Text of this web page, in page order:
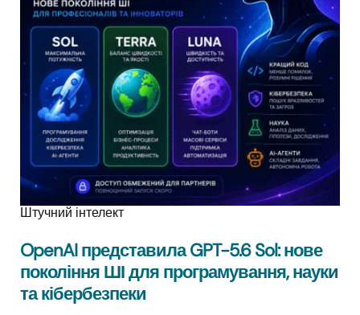
Штучний інтелект
OpenAI представила GPT-5.6 Sol: нове
покоління ШІ для програмування, науки
та кібербезпеки